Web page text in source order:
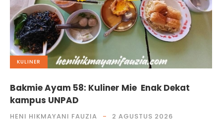
KULINER
Bakmie Ayam 58: Kuliner Mie Enak Dekat
kampus UNPAD
HENI HIKMAYANI FAUZIA 2 AGUSTUS 2026